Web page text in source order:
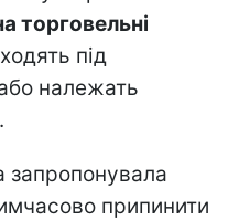
торговельні
під
належать
запропонувала
припинити